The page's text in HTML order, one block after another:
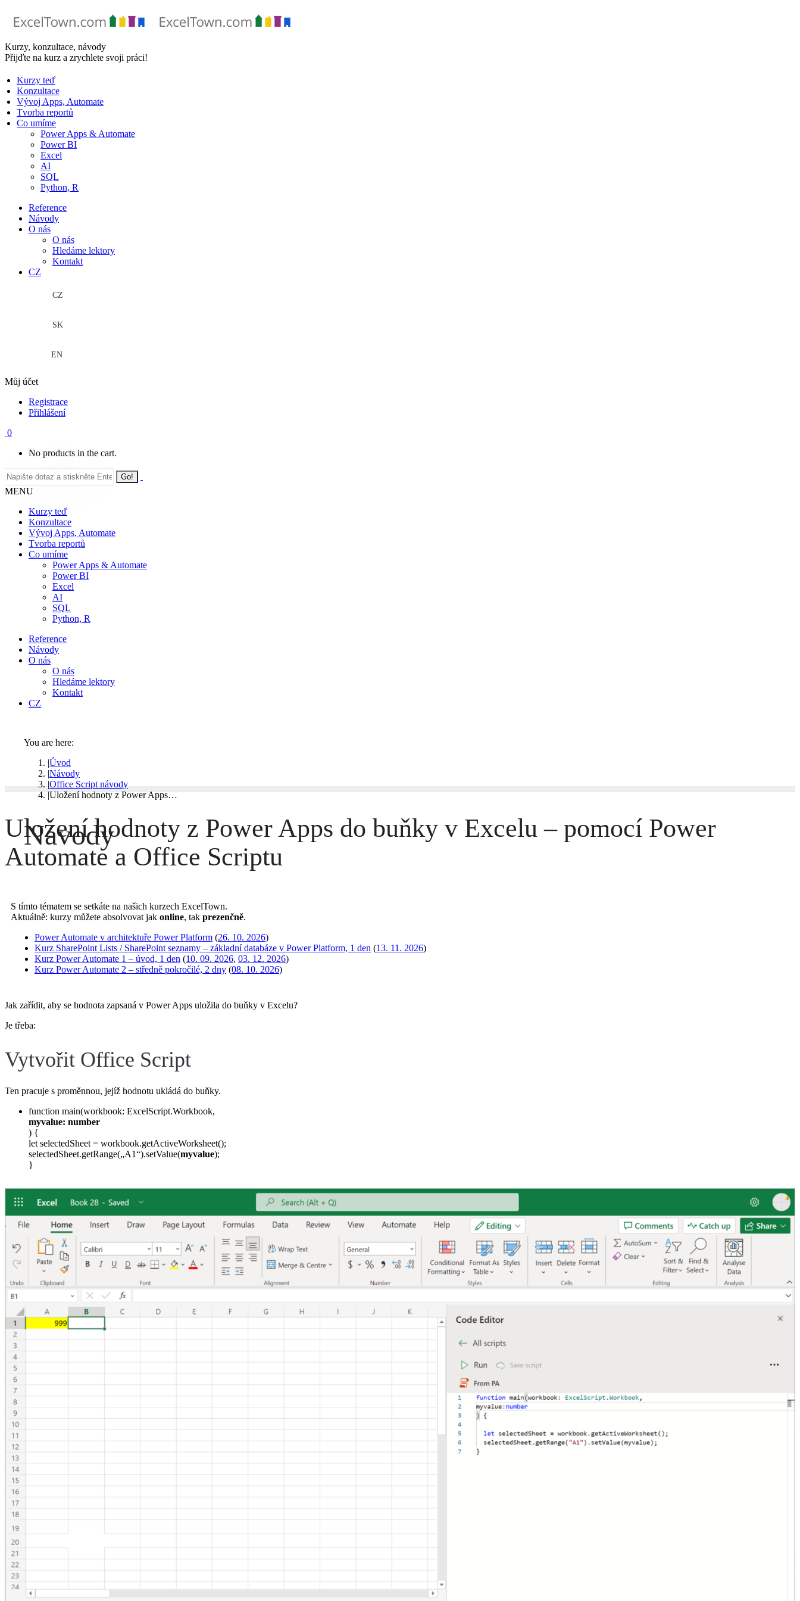
Kurzy, konzultace, návody
Přijďte na kurz a zrychlete svoji práci!
Kurzy teď
Konzultace
Vývoj Apps, Automate
Tvorba reportů
Co umíme
Power Apps & Automate
Power BI
Excel
AI
SQL
Python, R
Reference
Návody
O nás
O nás
Hledáme lektory
Kontakt
CZ
CZ
SK
EN
Můj účet
Registrace
Přihlášení
0
No products in the cart.
MENU
Kurzy teď
Konzultace
Vývoj Apps, Automate
Tvorba reportů
Co umíme
Power Apps & Automate
Power BI
Excel
AI
SQL
Python, R
Reference
Návody
O nás
O nás
Hledáme lektory
Kontakt
CZ
You are here:
Úvod
Návody
Office Script návody
Uložení hodnoty z Power Apps…
Návody
Uložení hodnoty z Power Apps do buňky v Excelu – pomocí Power
Automate a Office Scriptu
S tímto tématem se setkáte na našich kurzech ExcelTown.
Aktuálně: kurzy můžete absolvovat jak online, tak prezenčně.
Power Automate v architektuře Power Platform (26. 10. 2026)
Kurz SharePoint Lists / SharePoint seznamy – základní databáze v Power Platform, 1 den (13. 11. 2026)
Kurz Power Automate 1 – úvod, 1 den (10. 09. 2026, 03. 12. 2026)
Kurz Power Automate 2 – středně pokročilé, 2 dny (08. 10. 2026)
Jak zařídit, aby se hodnota zapsaná v Power Apps uložila do buňky v Excelu?
Je třeba:
Vytvořit Office Script
Ten pracuje s proměnnou, jejíž hodnotu ukládá do buňky.
function main(workbook: ExcelScript.Workbook,
myvalue: number
) {
let selectedSheet = workbook.getActiveWorksheet();
selectedSheet.getRange(„A1“).setValue(myvalue);
}